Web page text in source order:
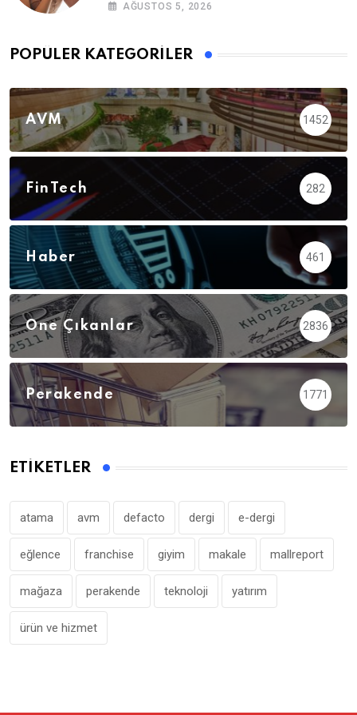
AĞUSTOS 5, 2026
POPÜLER KATEGORILER
AVM 1452
FinTech 282
Haber 461
Öne Çıkanlar 2836
Perakende 1771
ETIKETLER
atama avm defacto dergi e-dergi
eğlence franchise giyim makale mallreport
mağaza perakende teknoloji yatırım
ürün ve hizmet